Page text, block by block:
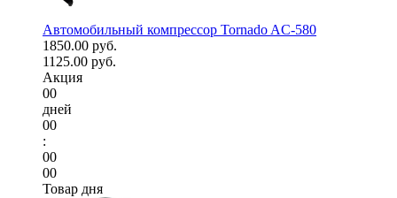
Автомобильный компрессор Tornado AC-580
1850.00 руб.
1125.00 руб.
Акция
00
дней
00
:
00
00
Товар дня